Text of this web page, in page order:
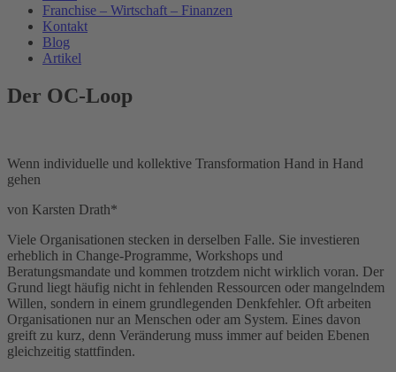
Franchise – Wirtschaft – Finanzen
Kontakt
Blog
Artikel
Der OC-Loop
Wenn individuelle und kollektive Transformation Hand in Hand
gehen
von Karsten Drath*
Viele Organisationen stecken in derselben Falle. Sie investieren
erheblich in Change-Programme, Workshops und
Beratungsmandate und kommen trotzdem nicht wirklich voran. Der
Grund liegt häufig nicht in fehlenden Ressourcen oder mangelndem
Willen, sondern in einem grundlegenden Denkfehler. Oft arbeiten
Organisationen nur an Menschen oder am System. Eines davon
greift zu kurz, denn Veränderung muss immer auf beiden Ebenen
gleichzeitig stattfinden.